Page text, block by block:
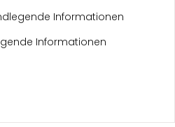
Informationen
Informationen